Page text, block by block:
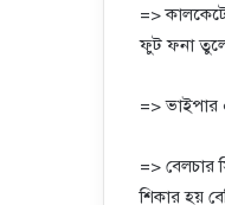
=>
ফুট ফনা
=> ভাইপার
=> বেলচার
শিকার হয়